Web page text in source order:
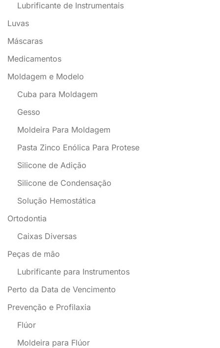
Lubrificante de Instrumentais
Luvas
Máscaras
Medicamentos
Moldagem e Modelo
Cuba para Moldagem
Gesso
Moldeira Para Moldagem
Pasta Zinco Enólica Para Protese
Silicone de Adição
Silicone de Condensação
Solução Hemostática
Ortodontia
Caixas Diversas
Peças de mão
Lubrificante para Instrumentos
Perto da Data de Vencimento
Prevenção e Profilaxia
Flúor
Moldeira para Flúor